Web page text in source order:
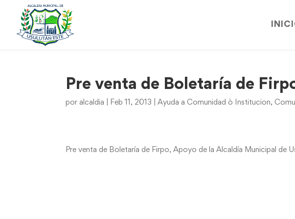
Pre venta de Boletaría de
por alcaldia Feb 11, 2013 |Ayuda a Comunidad ò Institucion,
Pre venta de Boletaría de Firpo, Apoyo de la Alcaldía Municipal de